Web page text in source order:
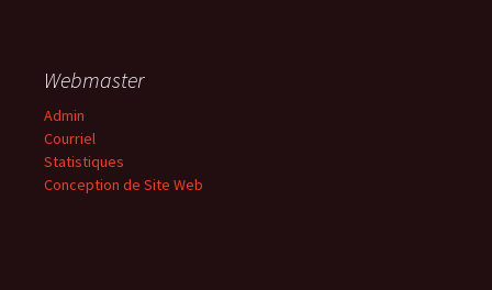
Webmaster
Admin
Courriel
Statistiques
Conception de Site Web